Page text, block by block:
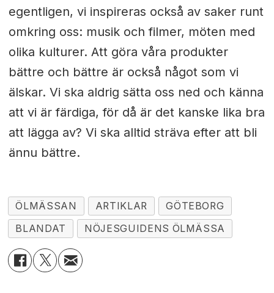
egentligen, vi inspireras också av saker runt
omkring oss: musik och filmer, möten med
olika kulturer. Att göra våra produkter
bättre och bättre är också något som vi
älskar. Vi ska aldrig sätta oss ned och känna
att vi är färdiga, för då är det kanske lika bra
att lägga av? Vi ska alltid sträva efter att bli
ännu bättre.
ÖLMÄSSAN ARTIKLAR
GÖTEBORG
BLANDAT
NÖJESGUIDENS ÖLMÄSSA